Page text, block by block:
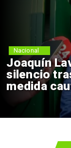
Joaquín
silencio
medida
Nacional